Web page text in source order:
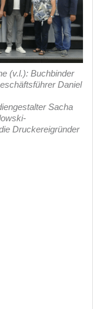
(v.l.): Buchbinder
Daniel
Sacha
Druckereigründer